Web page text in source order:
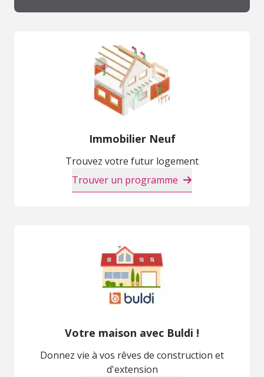
Immobilier Neuf
Trouvez votre futur logement
Trouver un programme
Votre maison avec Buldi !
Donnez vie à vos rêves de construction et
d'extension